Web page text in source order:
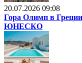
20.07.2026 09:08
Гора Олимп в Греции
ЮНЕСКО